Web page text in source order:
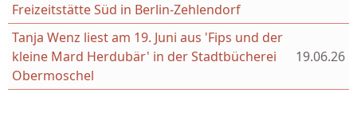
Freizeitstätte Süd in Berlin-Zehlendorf
Tanja Wenz liest am 19. Juni aus 'Fips und der
kleine Mard Herdubär' in der Stadtbücherei
Obermoschel
19.06.26